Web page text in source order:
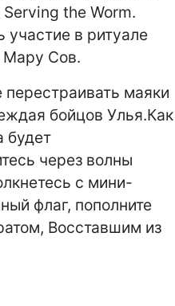
the Worm.
участие в ритуале
Мару Сов.
маяки
бойцов Улья.Как
будет
через волны
с мини-
флаг, пополните
Восставшим из